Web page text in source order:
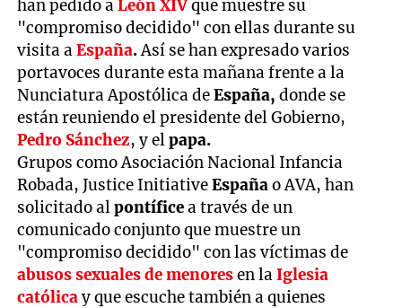
han pedido aLeón XIVque muestre su
"compromiso decidido" con ellas durante su
visita aEspaña.Así se han expresado varios
portavoces durante esta mañana frente a la
Nunciatura Apostólica deEspaña, donde se
están reuniendo el presidente del Gobierno,
Pedro Sánchez, y elpapa.
Grupos como Asociación Nacional Infancia
Robada, Justice InitiativeEspañao AVA, han
solicitado alpontíficea través de un
comunicado conjunto que muestre un
"compromiso decidido" con las víctimas de
abusos sexuales de menoresen laIglesia
católicay que escuche también a quienes